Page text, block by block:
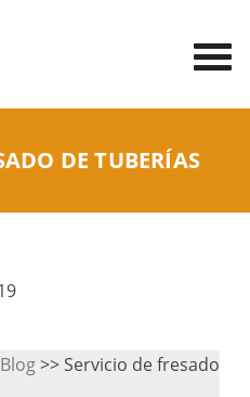
DE TUBERÍAS
Blog>> Servicio de fresado